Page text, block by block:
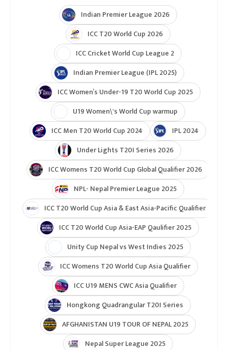
Indian Premier League 2026
ICC T20 World Cup 2026
ICC Cricket World Cup League 2
Indian Premier League (IPL 2025)
ICC Women’s Under-19 T20 World Cup 2025
U19 Women\'s World Cup warmup
ICC Men T20 World Cup 2024
IPL 2024
Under Lights T20I Series 2026
ICC Womens T20 World Cup Global Qualifier 2026
NPL- Nepal Premier League 2025
ICC T20 World Cup Asia & East Asia-Pacific Qualifier
ICC T20 World Cup Asia-EAP Qaulifier 2025
Unity Cup Nepal vs West Indies 2025
ICC Womens T20 World Cup Asia Qualifier
ICC U19 MENS CWC Asia Qualifier
Hongkong Quadrangular T20I Series
AFGHANISTAN U19 TOUR OF NEPAL 2025
Nepal Super League 2025